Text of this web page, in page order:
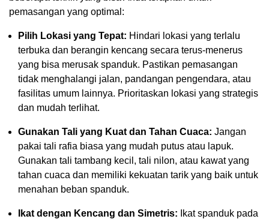
pemasangan yang optimal:
Pilih Lokasi yang Tepat: Hindari lokasi yang terlalu
terbuka dan berangin kencang secara terus-menerus
yang bisa merusak spanduk. Pastikan pemasangan
tidak menghalangi jalan, pandangan pengendara, atau
fasilitas umum lainnya. Prioritaskan lokasi yang strategis
dan mudah terlihat.
Gunakan Tali yang Kuat dan Tahan Cuaca: Jangan
pakai tali rafia biasa yang mudah putus atau lapuk.
Gunakan tali tambang kecil, tali nilon, atau kawat yang
tahan cuaca dan memiliki kekuatan tarik yang baik untuk
menahan beban spanduk.
Ikat dengan Kencang dan Simetris: Ikat spanduk pada